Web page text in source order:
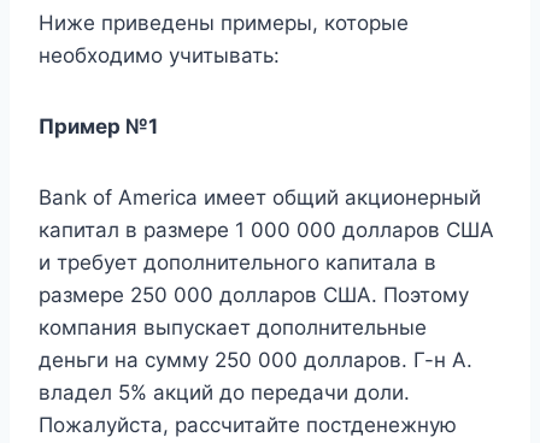
Ниже приведены примеры, которые
необходимо учитывать:
Пример №1
Bank of America имеет общий акционерный
капитал в размере 1 000 000 долларов США
и требует дополнительного капитала в
размере 250 000 долларов США. Поэтому
компания выпускает дополнительные
деньги на сумму 250 000 долларов. Г-н А.
владел 5% акций до передачи доли.
Пожалуйста, рассчитайте постденежную